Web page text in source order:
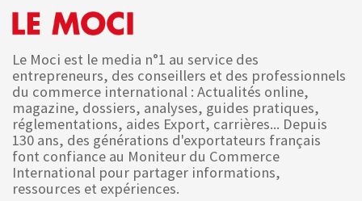
Le Moci est le media n°1 au service des
entrepreneurs, des conseillers et des professionnels
du commerce international : Actualités online,
magazine, dossiers, analyses, guides pratiques,
réglementations, aides Export, carrières... Depuis
130 ans, des générations d'exportateurs français
font confiance au Moniteur du Commerce
International pour partager informations,
ressources et expériences.